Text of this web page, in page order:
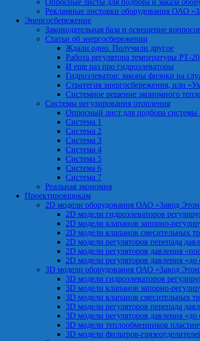
Опросные листы для подбора и заказа
Рекламные листовки оборудования ОАО
Энергосбережение
Законодательная база и освещение
Статьи об энергосбережении
Ждали одно. Получили другое
Работа регулятора температуры РТ-
И еще раз про гидроэлеваторы
Гидроэлеватор: законы физики на
Стратегия энергосбережения, или
Системное решение экономного
Системы регулирования отопления
Опросный лист для подбора системы
Система 1
Система 2
Система 3
Система 4
Система 5
Система 6
Система 7
Реальная экономия
Проектировщикам
2D модели оборудования ОАО «Завод
2D модели гидроэлеваторов
2D модели клапанов запорно-
2D модели клапанов смесительных
2D модели регуляторов перепада
2D модели регуляторов давления
2D модели регуляторов давления
3D модели оборудования ОАО «Завод
3D модели гидроэлеваторов
3D модели клапанов запорно-
3D модели клапанов смесительных
3D модели регуляторов перепада
3D модели регуляторов давления
3D модели теплообменников
3D модели фильтров-